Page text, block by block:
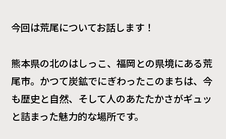
今回は荒尾についてお話します！
熊本県の北のはしっこ、福岡との県境にある荒
尾市。かつて炭鉱でにぎわったこのまちは、今
も歴史と自然、そして人のあたたかさがギュッ
と詰まった魅力的な場所です。